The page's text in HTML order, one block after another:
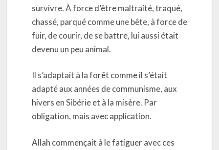
survivre. À force d’être maltraité, traqué,
chassé, parqué comme une bête, à force de
fuir, de courir, de se battre, lui aussi était
devenu un peu animal.
Il s’adaptait à la forêt comme il s’était
adapté aux années de communisme, aux
hivers en Sibérie et à la misère. Par
obligation, mais avec application.
Allah commençait à le fatiguer avec ces